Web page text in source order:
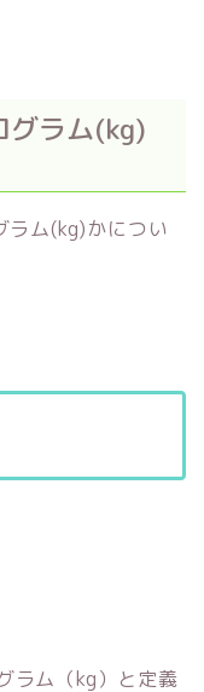
グラム(kg)
ラム(kg)かについ
ム（kg）と定義